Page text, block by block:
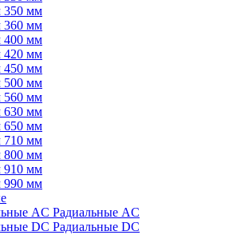
350 мм
360 мм
400 мм
420 мм
450 мм
500 мм
560 мм
630 мм
650 мм
710 мм
800 мм
910 мм
990 мм
Радиальные AC
Радиальные DC